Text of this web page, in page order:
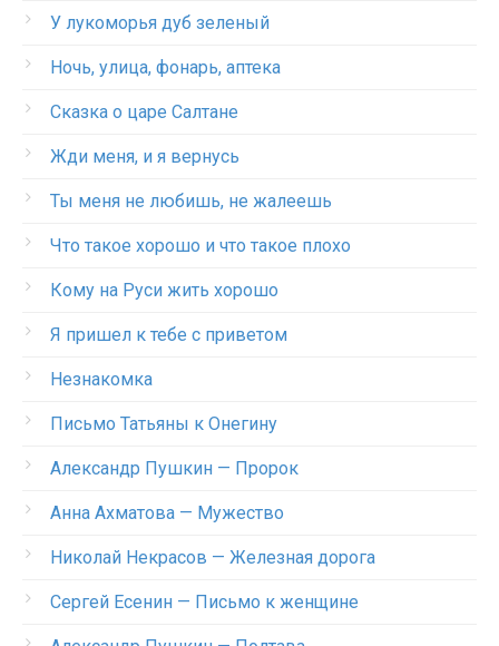
У лукоморья дуб зеленый
Ночь, улица, фонарь, аптека
Сказка о царе Салтане
Жди меня, и я вернусь
Ты меня не любишь, не жалеешь
Что такое хорошо и что такое плохо
Кому на Руси жить хорошо
Я пришел к тебе с приветом
Незнакомка
Письмо Татьяны к Онегину
Александр Пушкин — Пророк
Анна Ахматова — Мужество
Николай Некрасов — Железная дорога
Сергей Есенин — Письмо к женщине